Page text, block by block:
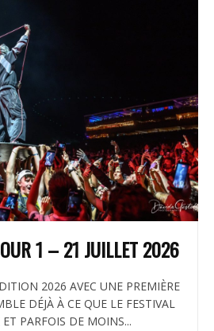
1 – 21 JUILLET 2026
2026 AVEC UNE PREMIÈRE
DÉJÀ À CE QUE LE FESTIVAL
PARFOIS DE MOINS...